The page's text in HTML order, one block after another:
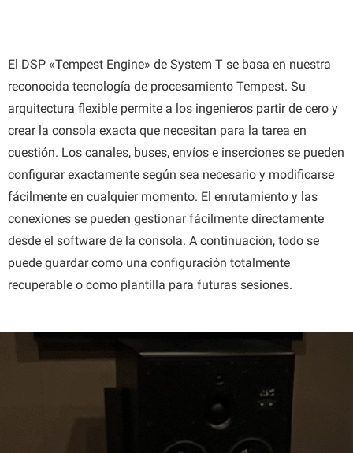
El DSP «Tempest Engine» de System T se basa en nuestra
reconocida tecnología de procesamiento Tempest. Su
arquitectura flexible permite a los ingenieros partir de cero y
crear la consola exacta que necesitan para la tarea en
cuestión. Los canales, buses, envíos e inserciones se pueden
configurar exactamente según sea necesario y modificarse
fácilmente en cualquier momento. El enrutamiento y las
conexiones se pueden gestionar fácilmente directamente
desde el software de la consola. A continuación, todo se
puede guardar como una configuración totalmente
recuperable o como plantilla para futuras sesiones.